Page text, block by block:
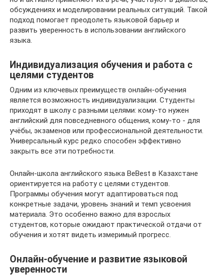
обсуждениях и моделировании реальных ситуаций. Такой
подход помогает преодолеть языковой барьер и
развить уверенность в использовании английского
языка.
Индивидуализация обучения и работа с
целями студентов
Одним из ключевых преимуществ онлайн-обучения
является возможность индивидуализации. Студенты
приходят в школу с разными целями: кому-то нужен
английский для повседневного общения, кому-то - для
учёбы, экзаменов или профессиональной деятельности.
Универсальный курс редко способен эффективно
закрыть все эти потребности.
Онлайн-школа английского языка BeBest в Казахстане
ориентируется на работу с целями студентов.
Программы обучения могут адаптироваться под
конкретные задачи, уровень знаний и темп усвоения
материала. Это особенно важно для взрослых
студентов, которые ожидают практической отдачи от
обучения и хотят видеть измеримый прогресс.
Онлайн-обучение и развитие языковой
уверенности